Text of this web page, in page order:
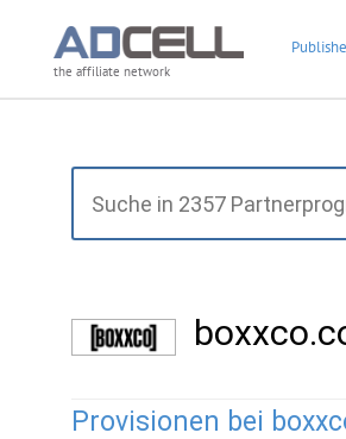
the affiliate network
Provisionen bei